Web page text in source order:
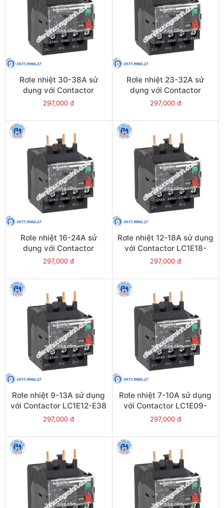
Rơle nhiệt 30-38A sử
dụng với Contactor
LC1E38 - Model LRE35
297,000 đ
Rơle nhiệt 23-32A sử
dụng với Contactor
LC1E25-E38 - Model
297,000 đ
Rơle nhiệt 16-24A sử
dụng với Contactor
LC1E25-E38 - Model
297,000 đ
Rơle nhiệt 12-18A sử dụng
với Contactor LC1E18-
E38 - Model LRE21
297,000 đ
Rơle nhiệt 9-13A sử dụng
với Contactor LC1E12-E38
- Model LRE16
297,000 đ
Rơle nhiệt 7-10A sử dụng
với Contactor LC1E09-
E38 - Model LRE14
297,000 đ